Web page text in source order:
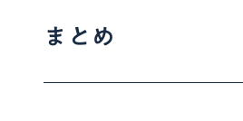
まとめ